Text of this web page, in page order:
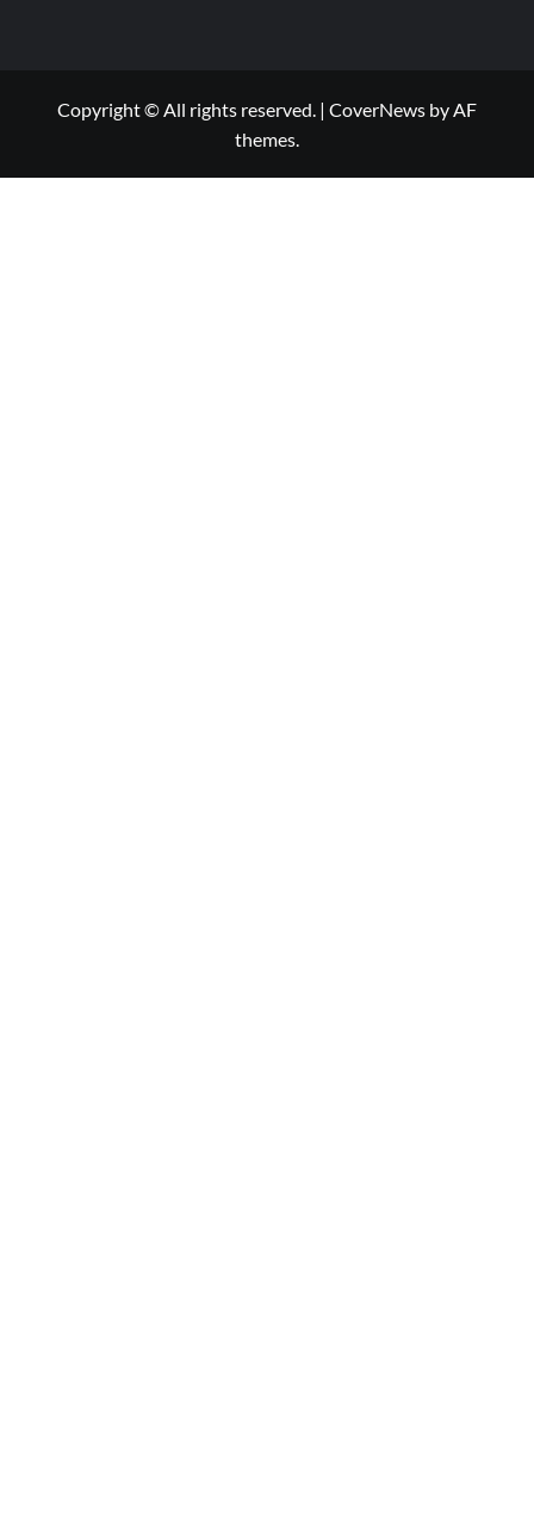
Copyright © All rights reserved. | CoverNews by AF
themes.